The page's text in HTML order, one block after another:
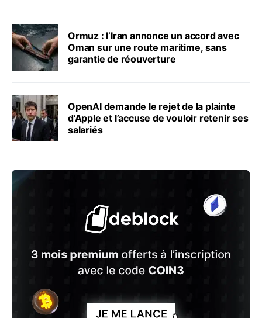
Ormuz : l’Iran annonce un accord avec
Oman sur une route maritime, sans
garantie de réouverture
OpenAI demande le rejet de la plainte
d’Apple et l’accuse de vouloir retenir ses
salariés